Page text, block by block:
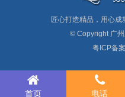
匠心打造精品，用心成
© Copyright 广
粤ICP备
首页 电话